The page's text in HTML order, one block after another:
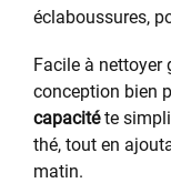
éclaboussures,
Facile à nettoyer
conception bien
capacitéte
thé, tout en
matin.